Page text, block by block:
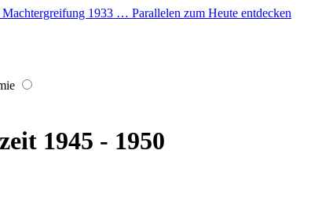
1933 … Parallelen zum Heute entdecken
1945 - 1950